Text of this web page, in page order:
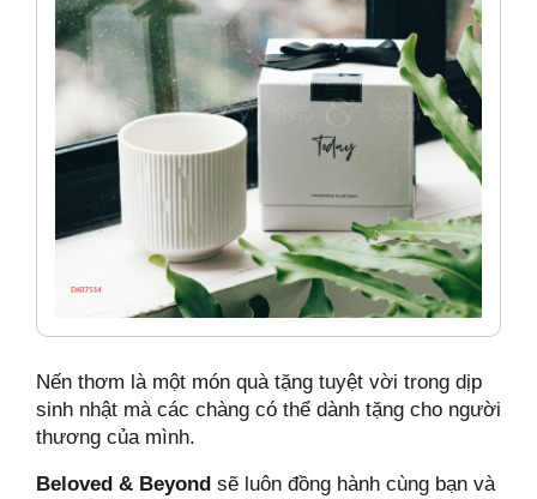
Nến thơm là một món quà tặng tuyệt vời trong dịp
sinh nhật mà các chàng có thể dành tặng cho người
thương của mình.
Beloved & Beyond sẽ luôn đồng hành cùng bạn và